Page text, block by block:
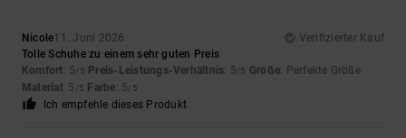
Nicole11. Juni 2026
Verifizierter Kauf
Tolle Schuhe zu einem sehr guten Preis
Komfort: 5/5 Preis-Leistungs-Verhältnis: 5/5 Größe: Perfekte Größe
Material : 5 /5 Farbe: 5/5
Ich empfehle dieses Produkt